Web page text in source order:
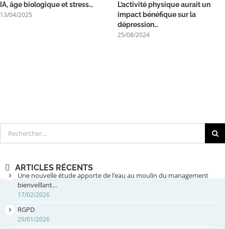
IA, âge biologique et stress…
13/04/2025
L’activité physique aurait un
impact bénéfique sur la
dépression…
25/08/2024
Rechercher
ARTICLES RÉCENTS
Une nouvelle étude apporte de l’eau au moulin du management
bienveillant…
17/02/2026
RGPD
29/01/2026